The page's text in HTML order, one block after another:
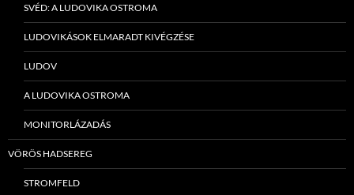
SVÉD: A LUDOVIKA OSTROMA
LUDOVIKÁSOK ELMARADT KIVÉGZÉSE
LUDOV
A LUDOVIKA OSTROMA
MONITORLÁZADÁS
VÖRÖS HADSEREG
STROMFELD